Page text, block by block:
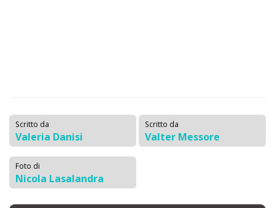
Scritto da
Valeria Danisi
Scritto da
Valter Messore
Foto di
Nicola Lasalandra